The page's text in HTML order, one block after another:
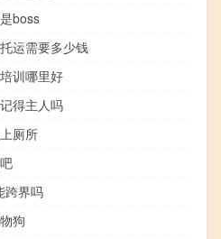
boss
运需要多少钱
训哪里好
得主人吗
厕所
跨界吗
狗